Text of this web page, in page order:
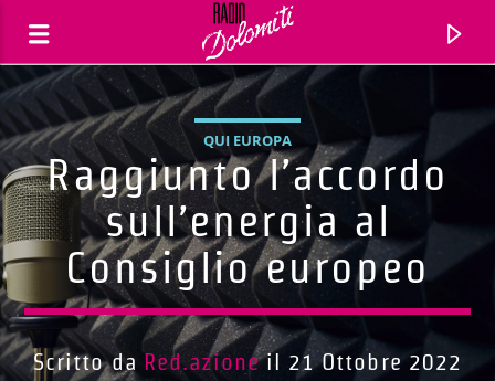
QUI EUROPA
Raggiunto l’accordo
sull’energia al
Consiglio europeo
Scritto da Red.azioneil 21 Ottobre 2022